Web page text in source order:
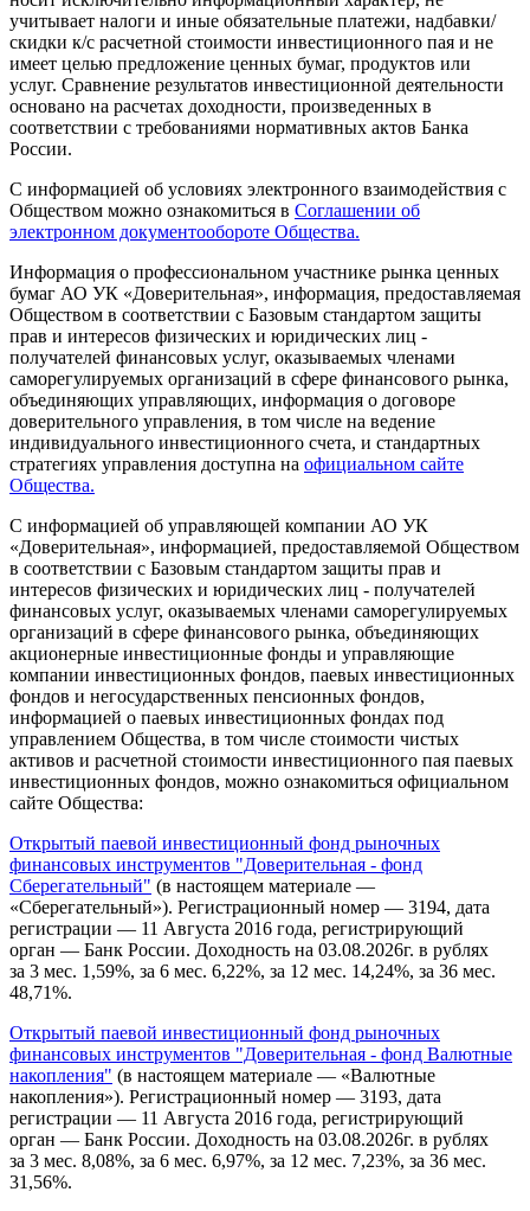
учитывает налоги и иные обязательные платежи, надбавки/
скидки к/с расчетной стоимости инвестиционного пая и не
имеет целью предложение ценных бумаг, продуктов или
услуг. Сравнение результатов инвестиционной деятельности
основано на расчетах доходности, произведенных в
соответствии с требованиями нормативных актов Банка
России.
С информацией об условиях электронного взаимодействия с
Обществом можно ознакомиться в Соглашении об
электронном документообороте Общества.
Информация о профессиональном участнике рынка ценных
бумаг АО УК «Доверительная», информация, предоставляемая
Обществом в соответствии с Базовым стандартом защиты
прав и интересов физических и юридических лиц -
получателей финансовых услуг, оказываемых членами
саморегулируемых организаций в сфере финансового рынка,
объединяющих управляющих, информация о договоре
доверительного управления, в том числе на ведение
индивидуального инвестиционного счета, и стандартных
стратегиях управления доступна на официальном сайте
Общества.
С информацией об управляющей компании АО УК
«Доверительная», информацией, предоставляемой Обществом
в соответствии с Базовым стандартом защиты прав и
интересов физических и юридических лиц - получателей
финансовых услуг, оказываемых членами саморегулируемых
организаций в сфере финансового рынка, объединяющих
акционерные инвестиционные фонды и управляющие
компании инвестиционных фондов, паевых инвестиционных
фондов и негосударственных пенсионных фондов,
информацией о паевых инвестиционных фондах под
управлением Общества, в том числе стоимости чистых
активов и расчетной стоимости инвестиционного пая паевых
инвестиционных фондов, можно ознакомиться официальном
сайте Общества:
Открытый паевой инвестиционный фонд рыночных
финансовых инструментов "Доверительная - фонд
Сберегательный" (в настоящем материале —
«Сберегательный»). Регистрационный номер — 3194, дата
регистрации — 11 Августа 2016 года, регистрирующий
орган — Банк России. Доходность на 03.08.2026г. в рублях
за 3 мес. 1,59%, за 6 мес. 6,22%, за 12 мес. 14,24%, за 36 мес.
48,71%.
Открытый паевой инвестиционный фонд рыночных
финансовых инструментов "Доверительная - фонд Валютные
накопления" (в настоящем материале — «Валютные
накопления»). Регистрационный номер — 3193, дата
регистрации — 11 Августа 2016 года, регистрирующий
орган — Банк России. Доходность на 03.08.2026г. в рублях
за 3 мес. 8,08%, за 6 мес. 6,97%, за 12 мес. 7,23%, за 36 мес.
31,56%.